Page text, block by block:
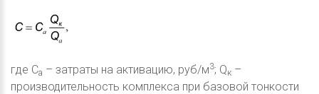
где Cа – затраты на активацию, руб/м3; Qк –
производительность комплекса при базовой тонкости